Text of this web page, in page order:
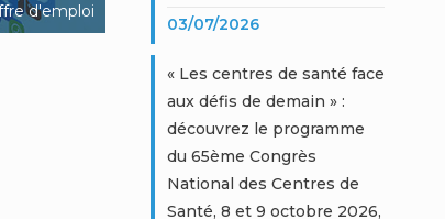
d'emploi
03/07/2026
« Les centres de santé face
aux défis de demain » :
découvrez le programme
du 65ème Congrès
National des Centres de
Santé, 8 et 9 octobre 2026,